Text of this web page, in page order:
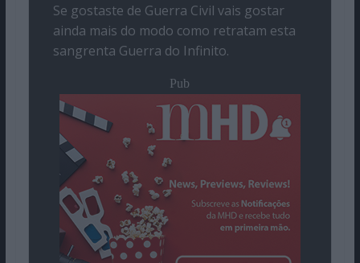
Se gostaste de Guerra Civil vais gostar
ainda mais do modo como retratam esta
sangrenta Guerra do Infinito.
Pub